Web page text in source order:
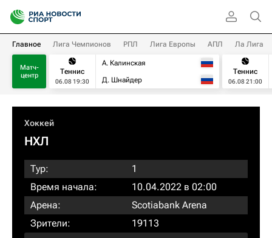
Главное Лига Чемпионов РПЛ Лига Европы АПЛ Ла Лига
Матч-
центр
Теннис
06.08 19:30
А. Калинская
Д. Шнайдер
Теннис
06.08 21:00
Хоккей
НХЛ
Тур:
1
Время начала:
10.04.2022 в 02:00
Арена:
Scotiabank Arena
Зрители:
19113